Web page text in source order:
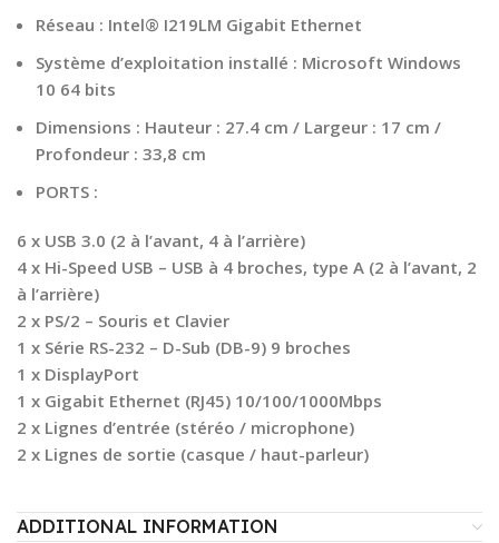
Réseau : Intel® I219LM Gigabit Ethernet
Système d’exploitation installé : Microsoft Windows
10 64 bits
Dimensions : Hauteur : 27.4 cm / Largeur : 17 cm /
Profondeur : 33,8 cm
PORTS :
6 x USB 3.0 (2 à l’avant, 4 à l’arrière)
4 x Hi-Speed USB – USB à 4 broches, type A (2 à l’avant, 2
à l’arrière)
2 x PS/2 – Souris et Clavier
1 x Série RS-232 – D-Sub (DB-9) 9 broches
1 x DisplayPort
1 x Gigabit Ethernet (RJ45) 10/100/1000Mbps
2 x Lignes d’entrée (stéréo / microphone)
2 x Lignes de sortie (casque / haut-parleur)
ADDITIONAL INFORMATION